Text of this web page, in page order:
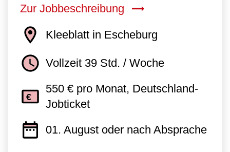
Zur Jobbeschreibung
Kleeblatt in Escheburg
Vollzeit 39 Std. / Woche
550 € pro Monat, Deutschland-
Jobticket
01. August oder nach Absprache